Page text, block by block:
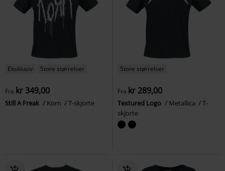
Eksklusiv Store størrelser
Fra kr 349,00
Still A Freak Korn T-skjorte
Store størrelser
Fra kr 289,00
Textured Logo Metallica
T-
skjorte